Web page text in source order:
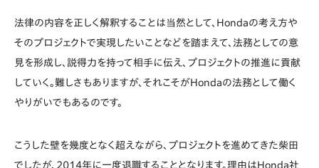
法律の内容を正しく解釈することは当然として、Hondaの考え方や
そのプロジェクトで実現したいことなどを踏まえて、法務としての意
見を形成し、説得力を持って相手に伝え、プロジェクトの推進に貢献
していく。難しさもありますが、それこそがHondaの法務として働く
やりがいでもあるのです。
こうした壁を幾度となく超えながら、プロジェクトを進めてきた柴田
でしたが、2014年に一度退職することとなります。理由はHonda社